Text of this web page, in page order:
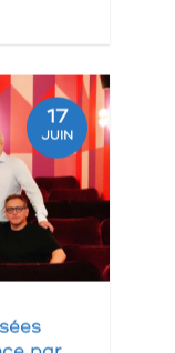
17
JUIN